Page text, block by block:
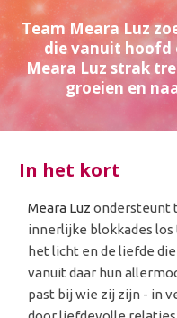
Team Meara Luz
die vanuit hoofd
Meara Luz strak
groeien en
In het kort
Meara Luz ondersteunt
innerlijke blokkades
het licht en de liefde
vanuit daar hun
past bij wie zij zijn - in